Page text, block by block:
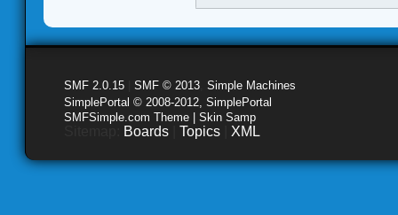
SMF 2.0.15 SMF © 2013 Simple Machines
SimplePortal © 2008-2012, SimplePortal
SMFSimple.com Theme | Skin Samp
Boards Topics XML